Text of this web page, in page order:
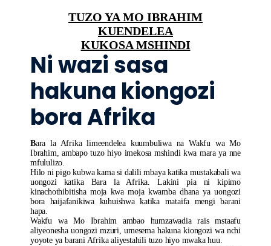
TUZO YA MO IBRAHIM
KUENDELEA
KUKOSA MSHINDI
Ni wazi sasa
hakuna kiongozi
bora Afrika
Bara la Afrika limeendelea kuumbuliwa na Wakfu wa Mo
Ibrahim, ambapo tuzo hiyo imekosa mshindi kwa mara ya nne
mfululizo.
Hilo ni pigo kubwa kama si dalili mbaya katika mustakabali wa
uongozi katika Bara la Afrika. Lakini pia ni kipimo
kinachothibitisha moja kwa moja kwamba dhana ya uongozi
bora haijafanikiwa kuhuishwa katika mataifa mengi barani
hapa.
Wakfu wa Mo Ibrahim ambao humzawadia rais mstaafu
aliyeonesha uongozi mzuri, umesema hakuna kiongozi wa nchi
yoyote ya barani Afrika aliyestahili tuzo hiyo mwaka huu.